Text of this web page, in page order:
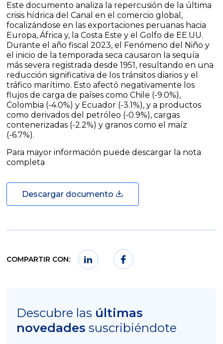
Este documento analiza la repercusión de la última
crisis hídrica del Canal en el comercio global,
focalizándose en las exportaciones peruanas hacia
Europa, África y, la Costa Este y el Golfo de EE.UU.
Durante el año fiscal 2023, el Fenómeno del Niño y
el inicio de la temporada seca causaron la sequía
más severa registrada desde 1951, resultando en una
reducción significativa de los tránsitos diarios y el
tráfico marítimo. Esto afectó negativamente los
flujos de carga de países como Chile (-9.0%),
Colombia (-4.0%) y Ecuador (-3.1%), y a productos
como derivados del petróleo (-0.9%), cargas
contenerizadas (-2.2%) y granos como el maíz
(-6.7%).
Para mayor información puede descargar la nota
completa
Descargar documento
COMPARTIR CON:
Descubre las últimas
novedades suscribiéndote